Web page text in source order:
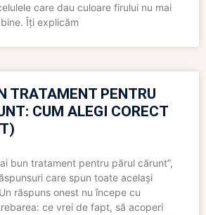
care dau culoare firului nu mai
Îți explicăm
TRATAMENT PENTRU
CUM ALEGI CORECT
bun tratament pentru părul cărunt”,
care spun toate același
răspuns onest nu începe cu
ce vrei de fapt, să acoperi